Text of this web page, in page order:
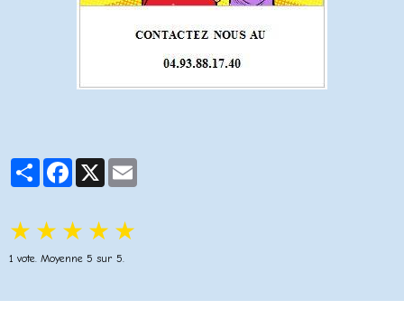
Partager Facebook
★ ★ ★ ★ ★
1 vote. Moyenne 5 sur 5.